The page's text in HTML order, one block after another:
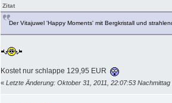
Zitat
Der Vitajuwel 'Happy Moments' mit Bergkristall und
Kostet nur schlappe 129,95 EUR
« Letzte Änderung: Oktober 31, 2011, 22:07:53